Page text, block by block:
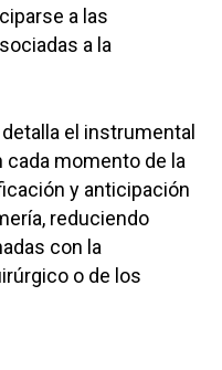
a las
a la
el instrumental
momento de la
y anticipación
reduciendo
con la
o de los